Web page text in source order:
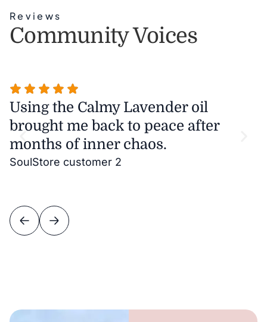
Reviews
Community Voices
Using the Calmy Lavender oil
brought me back to peace after
months of inner chaos.
SoulStore customer 2